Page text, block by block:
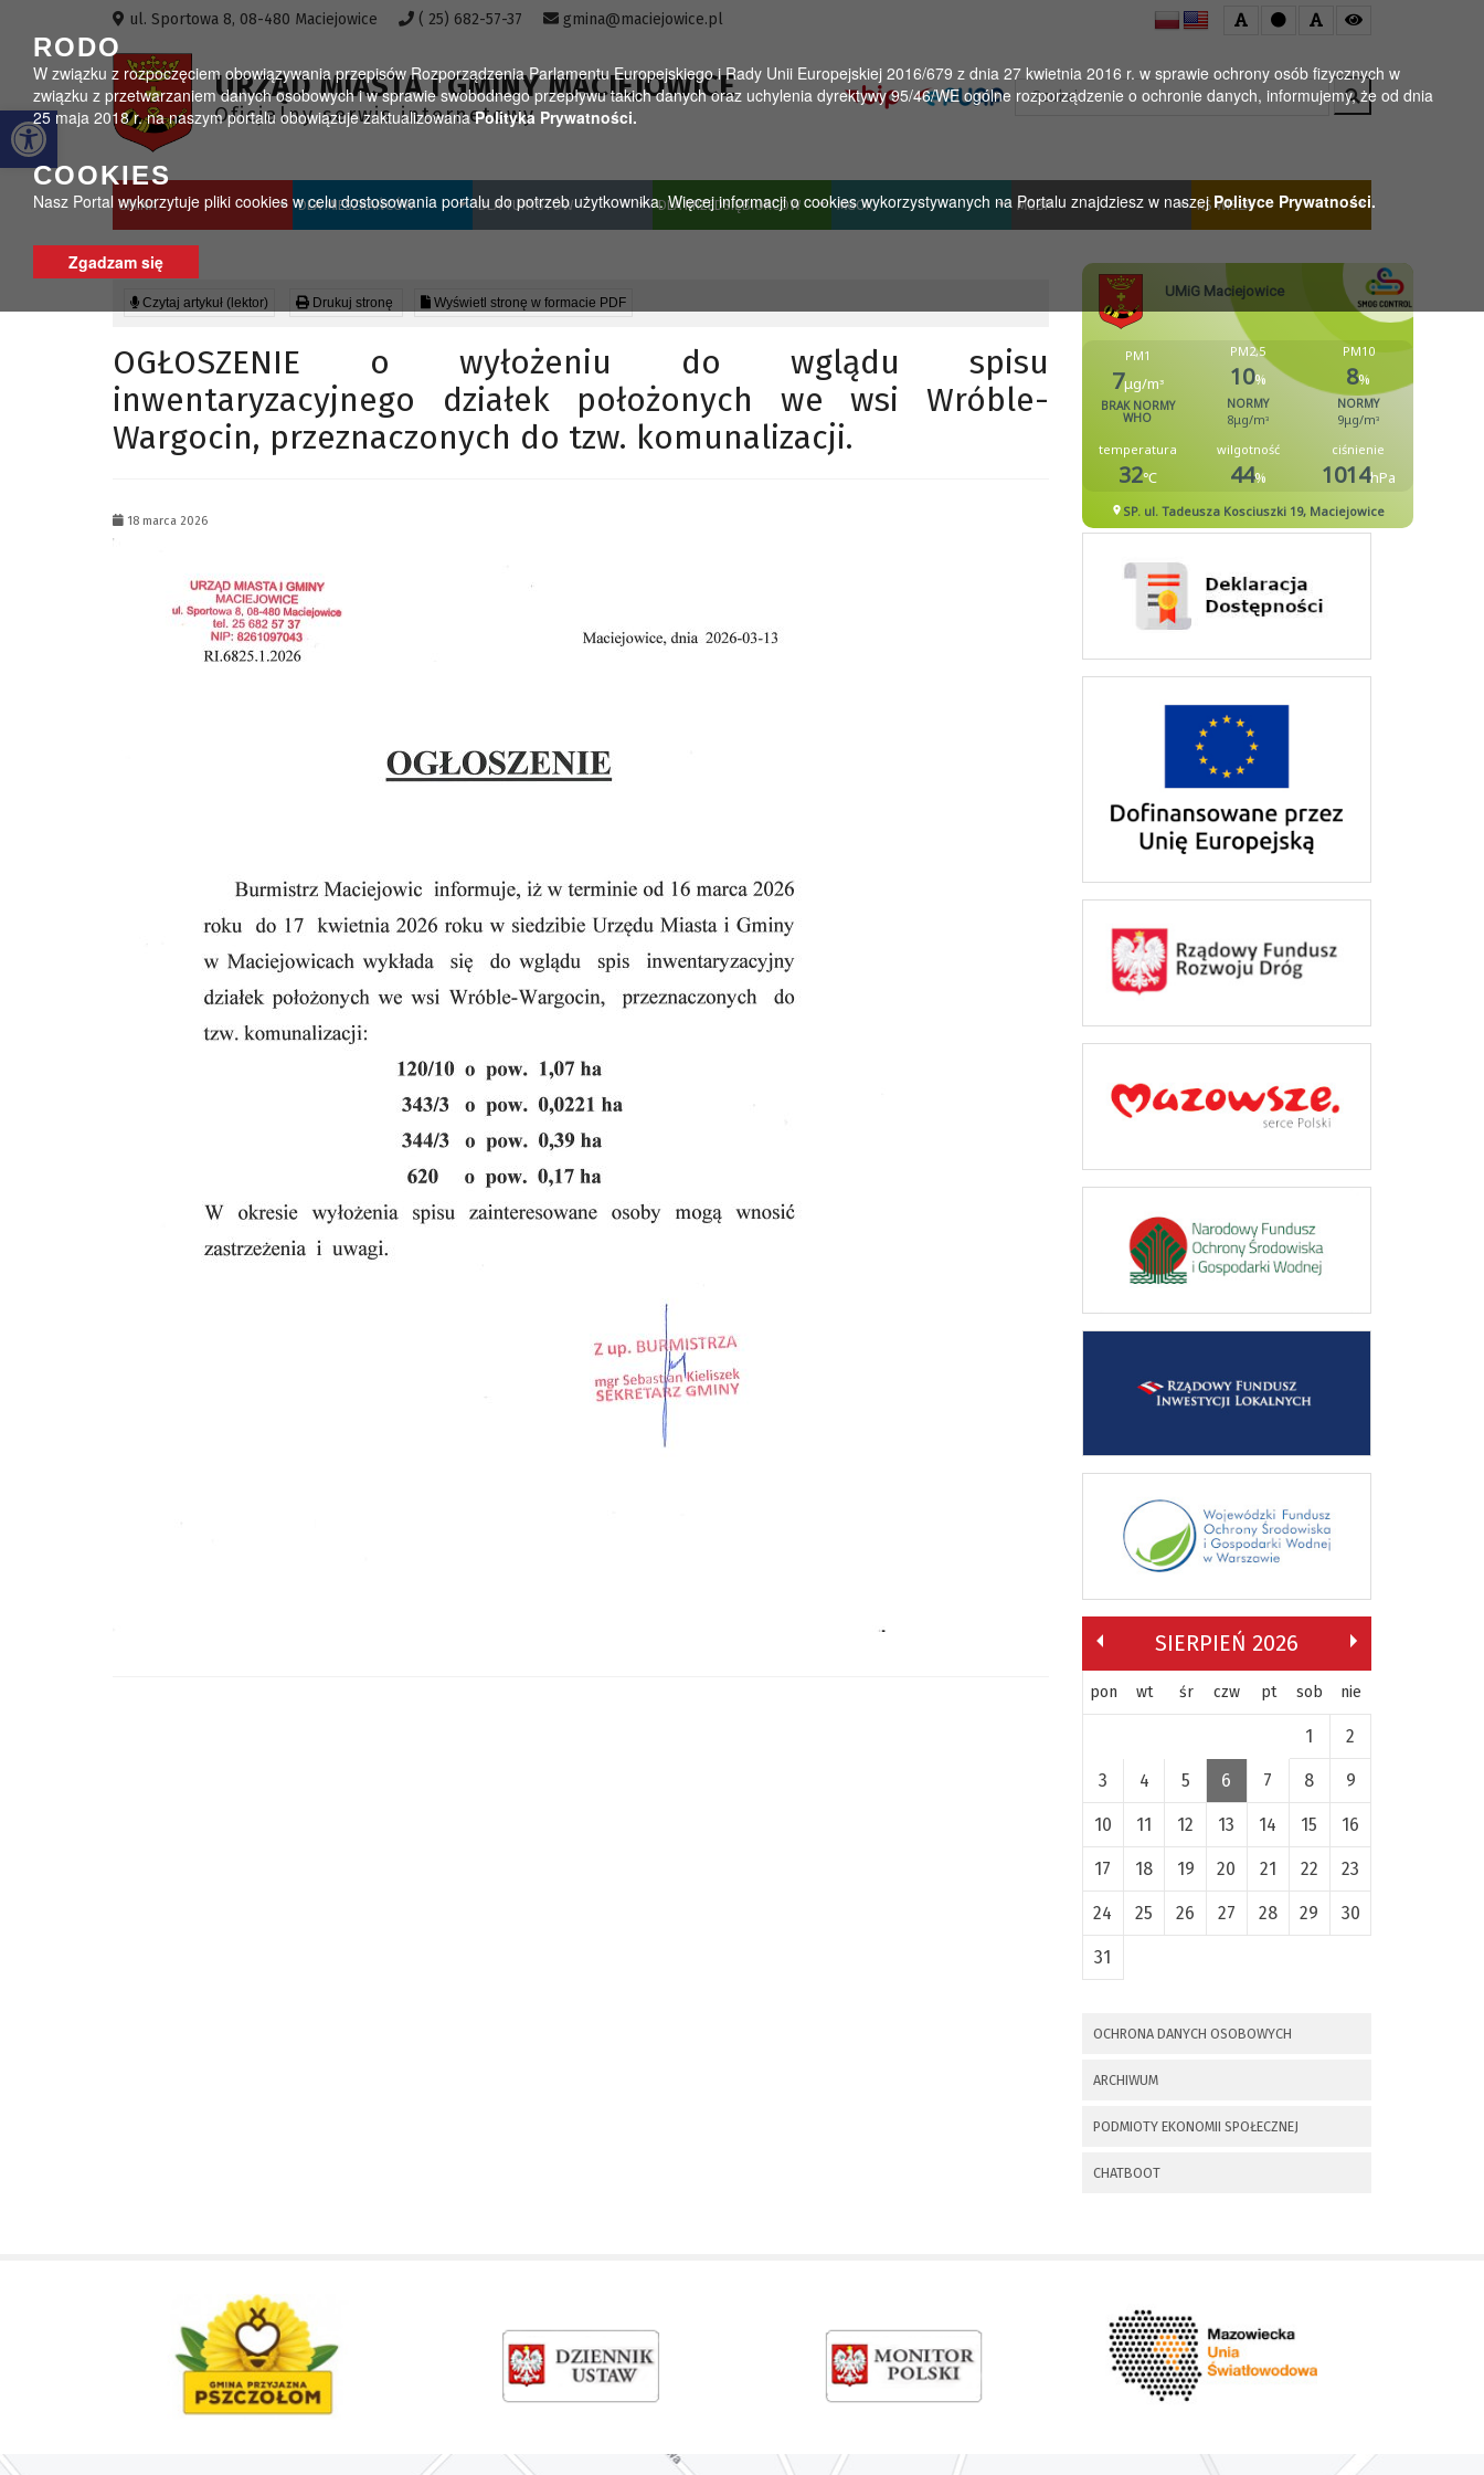
Otwórz pasek narzędzi
RODO
W związku z rozpoczęciem obowiązywania przepisów Rozporządzenia Parlamentu Europejskiego i Rady Unii Europejskiej 2016/679 z dnia 27 kwietnia 2016 r. w sprawie ochrony osób fizycznych w
związku z przetwarzaniem danych osobowych i w sprawie swobodnego przepływu takich danych oraz uchylenia dyrektywy 95/46/WE ogólne rozporządzenie o ochronie danych, informujemy, że od dnia
25 maja 2018 r. na naszym portalu obowiązuje zaktualizowanaPolityka Prywatności.
COOKIES
Nasz Portal wykorzytuje pliki cookies w celu dostosowania portalu do potrzeb użytkownika. Więcej informacji o cookies wykorzystywanych na Portalu znajdziesz w naszejPolityce Prywatności.
Zgadzam się
ul. Sportowa 8, 08-480 Maciejowice ( 25) 682-57-37 gmina@maciejowice.pl
URZĄD MIASTA I GMINY MACIEJOWICE
Oficjalny serwis internetowy
Wyszukaj
GMINA DLA MIESZKAŃCÓW DLA TURYSTÓW DLA PRZEDSIĘBIORCÓW MGOK MGBP KS WISŁA
Czytaj artykuł (lektor) Drukuj stronę Wyświetl stronę w formacie PDF
OGŁOSZENIE o wyłożeniu do wglądu spisu
inwentaryzacyjnego działek położonych we wsi Wróble-
Wargocin, przeznaczonych do tzw. komunalizacji.
18 marca 2026
SIERPIEŃ 2026
pon wt śr czw pt sob nie
1 2
3 4 5 6 7 8 9
10 11 12 13 14 15 16
17 18 19 20 21 22 23
24 25 26 27 28 29 30
31
Bitwy pod
informacyjne 28.09.2021 r.
Invalid date
ZAPROSZENIE NA
Ludowych Regionów
OCHRONA DANYCH OSOBOWYCH
ARCHIWUM
PODMIOTY EKONOMII SPOŁECZNEJ
CHATBOOT